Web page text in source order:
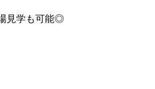
見学も可能◎